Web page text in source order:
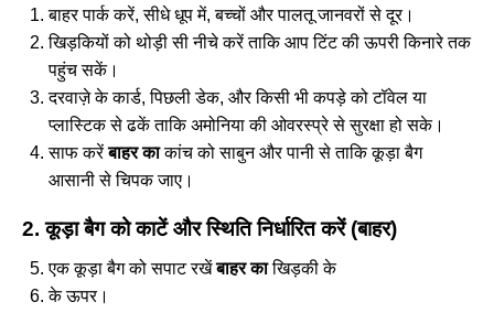
बाहर पार्क करें, सीधे धूप में, बच्चों और पालतू जानवरों से दूर।
खिड़कियों को थोड़ी सी नीचे करें ताकि आप टिंट की ऊपरी किनारे तक
पहुंच सकें।
दरवाज़े के कार्ड, पिछली डेक, और किसी भी कपड़े को टॉवेल या
प्लास्टिक से ढकें ताकि अमोनिया की ओवरस्प्रे से सुरक्षा हो सके।
साफ करेंबाहर काकांच को साबुन और पानी से ताकि कूड़ा बैग
आसानी से चिपक जाए।
2. कूड़ा बैग को काटें और स्थिति निर्धारित करें (बाहर)
एक कूड़ा बैग को सपाट रखेंबाहर काखिड़की के
के ऊपर।